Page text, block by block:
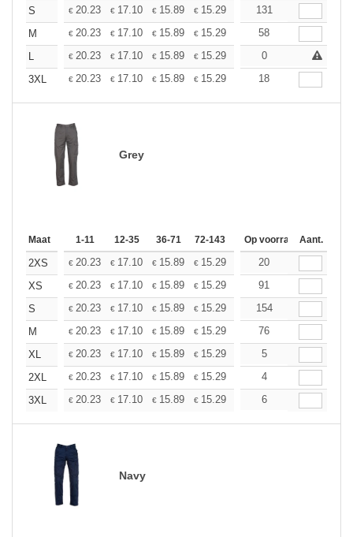
S
€ 20.23 € 17.10 € 15.89 € 15.29 14.45
131
M
€ 20.23 € 17.10 € 15.89 € 15.29 14.45
58
L
€ 20.23 € 17.10 € 15.89 € 15.29 14.45
0
3XL
€ 20.23 € 17.10 € 15.89 € 15.29 14.45
18
Grey
Maat 1-11 12-35 36-71 72-143 144-287 288 + Meer
Op voorraadAant.
2XS € 20.23 € 17.10 € 15.89 € 15.29 14.45
20
XS
€ 20.23 € 17.10 € 15.89 € 15.29 14.45
91
S
€ 20.23 € 17.10 € 15.89 € 15.29 14.45
154
M
€ 20.23 € 17.10 € 15.89 € 15.29 14.45
76
XL
€ 20.23 € 17.10 € 15.89 € 15.29 14.45
5
2XL
€ 20.23 € 17.10 € 15.89 € 15.29 14.45
4
3XL
€ 20.23 € 17.10 € 15.89 € 15.29 14.45
6
Navy